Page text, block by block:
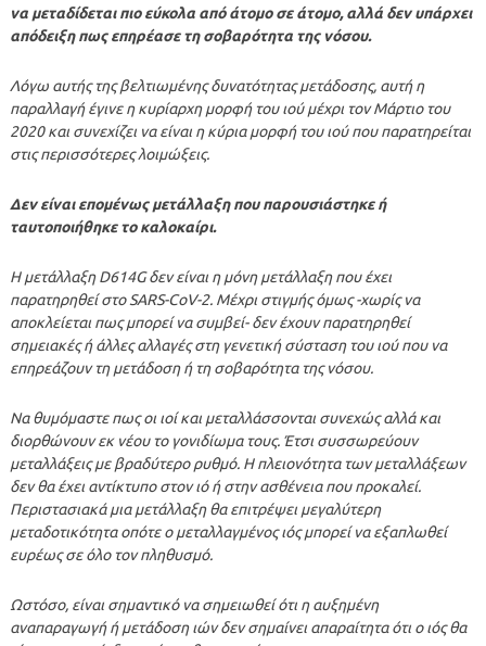
να μεταδίδεται πιο εύκολα από άτομο σε άτομο, αλλά δεν υπάρχει
απόδειξη πως επηρέασε τη σοβαρότητα της νόσου.
Λόγω αυτής της βελτιωμένης δυνατότητας μετάδοσης, αυτή η
παραλλαγή έγινε η κυρίαρχη μορφή του ιού μέχρι τον Μάρτιο του
2020 και συνεχίζει να είναι η κύρια μορφή του ιού που παρατηρείται
στις περισσότερες λοιμώξεις.
Δεν είναι επομένως μετάλλαξη που παρουσιάστηκε ή
ταυτοποιήθηκε το καλοκαίρι.
Η μετάλλαξη D614G δεν είναι η μόνη μετάλλαξη που έχει
παρατηρηθεί στο SARS-CoV-2. Μέχρι στιγμής όμως -χωρίς να
αποκλείεται πως μπορεί να συμβεί- δεν έχουν παρατηρηθεί
σημειακές ή άλλες αλλαγές στη γενετική σύσταση του ιού που να
επηρεάζουν τη μετάδοση ή τη σοβαρότητα της νόσου.
Να θυμόμαστε πως οι ιοί και μεταλλάσσονται συνεχώς αλλά και
διορθώνουν εκ νέου το γονιδίωμα τους. Έτσι συσσωρεύουν
μεταλλάξεις με βραδύτερο ρυθμό. Η πλειονότητα των μεταλλάξεων
δεν θα έχει αντίκτυπο στον ιό ή στην ασθένεια που προκαλεί.
Περιστασιακά μια μετάλλαξη θα επιτρέψει μεγαλύτερη
μεταδοτικότητα οπότε ο μεταλλαγμένος ιός μπορεί να εξαπλωθεί
ευρέως σε όλο τον πληθυσμό.
Ωστόσο, είναι σημαντικό να σημειωθεί ότι η αυξημένη
αναπαραγωγή ή μετάδοση ιών δεν σημαίνει απαραίτητα ότι ο ιός θα